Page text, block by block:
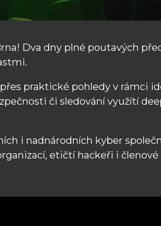
Dva dny plné poutavých
praktické pohledy v rámci
či sledování využítí
i nadnárodních kyber
etičtí hackeři i